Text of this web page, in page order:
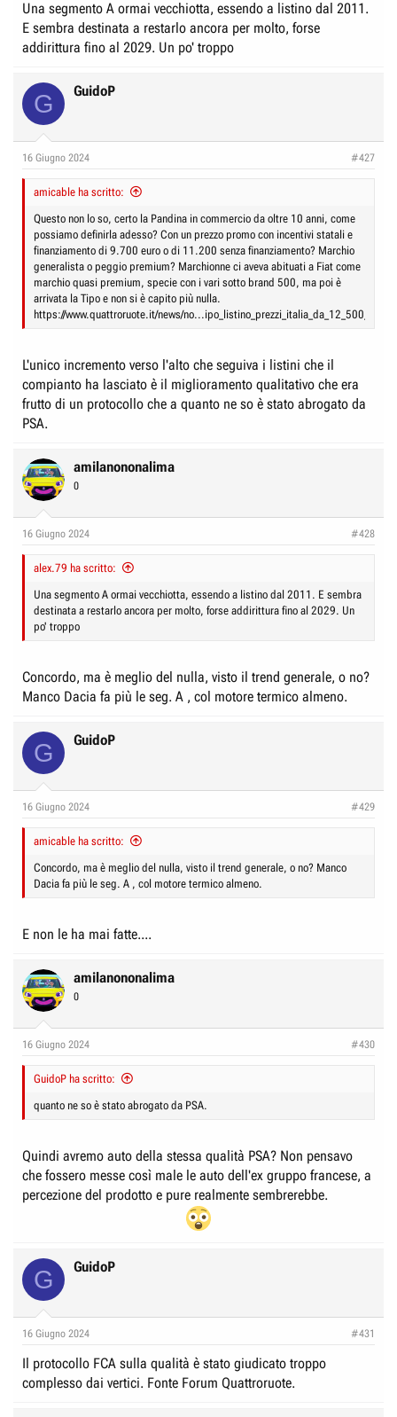
Una segmento A ormai vecchiotta, essendo a listino dal 2011.
E sembra destinata a restarlo ancora per molto, forse
addirittura fino al 2029. Un po' troppo
G GuidoP
16 Giugno 2024 #427
amicable ha scritto:
Questo non lo so, certo la Pandina in commercio da oltre 10 anni, come
possiamo definirla adesso? Con un prezzo promo con incentivi statali e
finanziamento di 9.700 euro o di 11.200 senza finanziamento? Marchio
generalista o peggio premium? Marchionne ci aveva abituati a Fiat come
marchio quasi premium, specie con i vari sotto brand 500, ma poi è
arrivata la Tipo e non si è capito più nulla.
https://www.quattroruote.it/news/
L'unico incremento verso l'alto che seguiva i listini che il
compianto ha lasciato è il miglioramento qualitativo che era
frutto di un protocollo che a quanto ne so è stato abrogato da
PSA.
amilanononalima
0
16 Giugno 2024 #428
alex.79 ha scritto:
Una segmento A ormai vecchiotta, essendo a listino dal 2011. E sembra
destinata a restarlo ancora per molto, forse addirittura fino al 2029. Un
po' troppo
Concordo, ma è meglio del nulla, visto il trend generale, o no?
Manco Dacia fa più le seg. A , col motore termico almeno.
G GuidoP
16 Giugno 2024 #429
amicable ha scritto:
Concordo, ma è meglio del nulla, visto il trend generale, o no? Manco
Dacia fa più le seg. A , col motore termico almeno.
E non le ha mai fatte....
amilanononalima
0
16 Giugno 2024 #430
GuidoP ha scritto:
quanto ne so è stato abrogato da PSA.
Quindi avremo auto della stessa qualità PSA? Non pensavo
che fossero messe così male le auto dell'ex gruppo francese, a
percezione del prodotto e pure realmente sembrerebbe.
G GuidoP
16 Giugno 2024 #431
Il protocollo FCA sulla qualità è stato giudicato troppo
complesso dai vertici. Fonte Forum Quattroruote.